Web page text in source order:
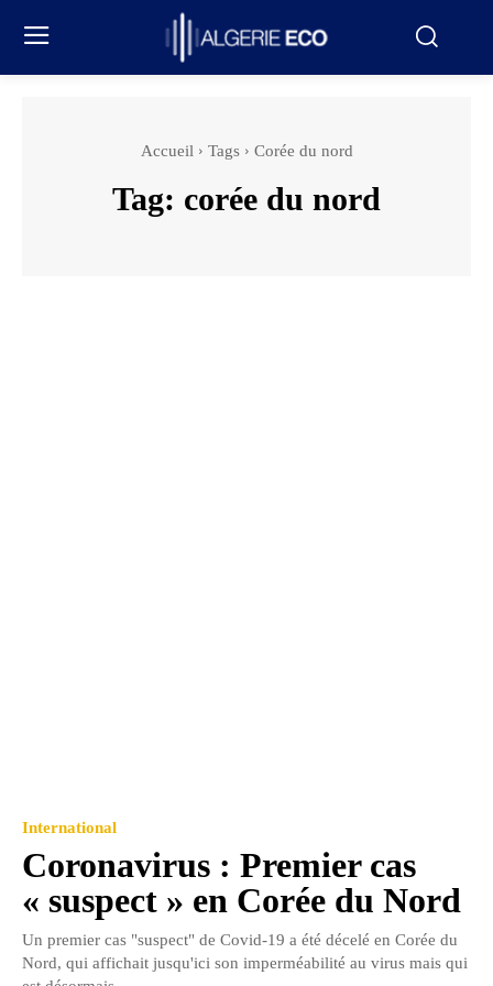
Accueil Tags Corée du nord
Tag: corée du nord
International
Coronavirus : Premier cas
« suspect » en Corée du Nord
Un premier cas "suspect" de Covid-19 a été décelé en Corée du
Nord, qui affichait jusqu'ici son imperméabilité au virus mais qui